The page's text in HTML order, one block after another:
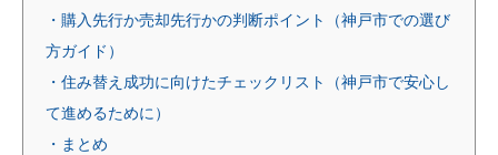
・購入先行か売却先行かの判断ポイント（神戸市での選び
方ガイド）
・住み替え成功に向けたチェックリスト（神戸市で安心し
て進めるために）
・まとめ